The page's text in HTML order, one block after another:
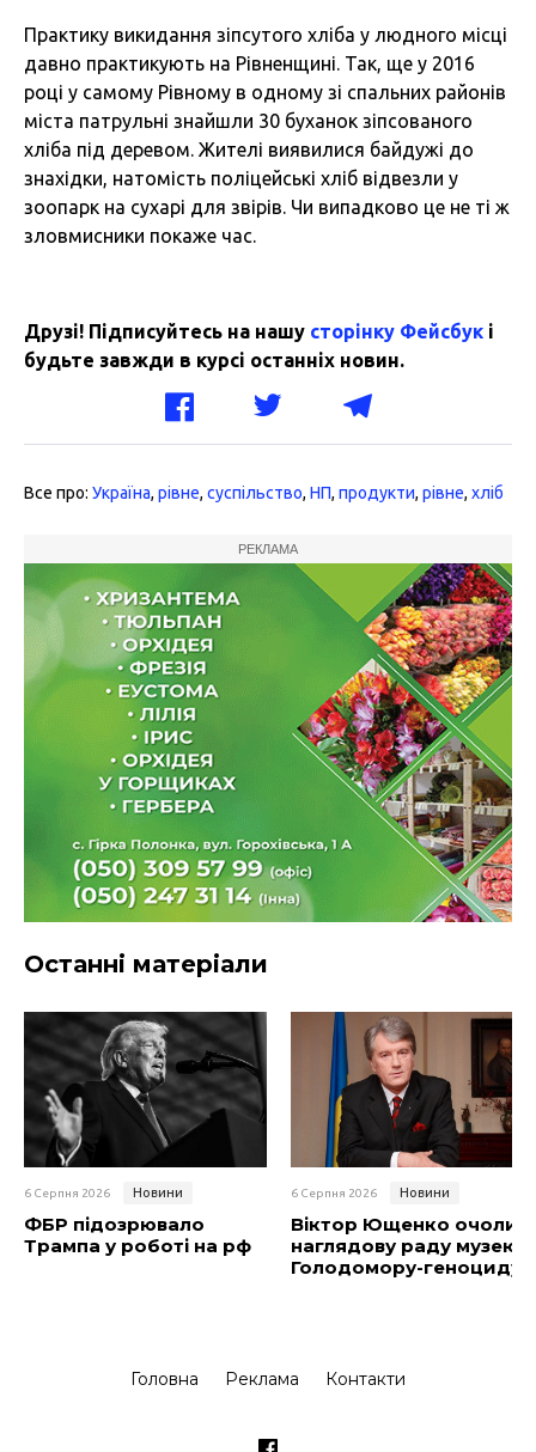
Практику викидання зіпсутого хліба у людного місці
давно практикують на Рівненщині. Так, ще у 2016
році у самому Рівному в одному зі спальних районів
міста патрульні знайшли 30 буханок зіпсованого
хліба під деревом. Жителі виявилися байдужі до
знахідки, натомість поліцейські хліб відвезли у
зоопарк на сухарі для звірів. Чи випадково це не ті ж
зловмисники покаже час.
Друзі! Підписуйтесь на нашу сторінку Фейсбук і
будьте завжди в курсі останніх новин.
Все про: Україна, рівне, суспільство, НП, продукти, рівне, хліб
РЕКЛАМА
Останні матеріали
6 Серпня 2026 Новини
ФБР підозрювало
Трампа у роботі на рф
6 Серпня 2026 Новини
Віктор Ющенко очолив
наглядову раду музею
Голодомору-геноциду
Головна Реклама Контакти